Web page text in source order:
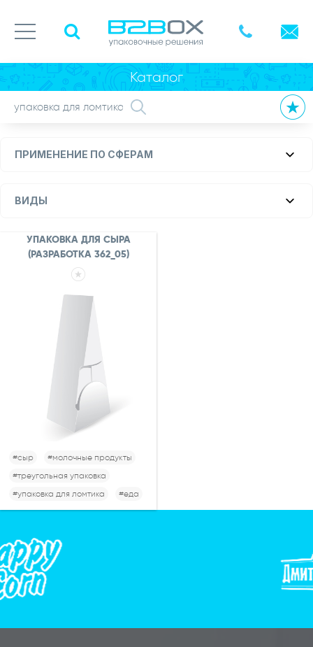
Каталог
ПРИМЕНЕНИЕ ПО СФЕРАМ
ВИДЫ
УПАКОВКА ДЛЯ СЫРА
(РАЗРАБОТКА 362_05)
#сыр
#молочные продукты
#треугольная упаковка
#упаковка для ломтика
#еда